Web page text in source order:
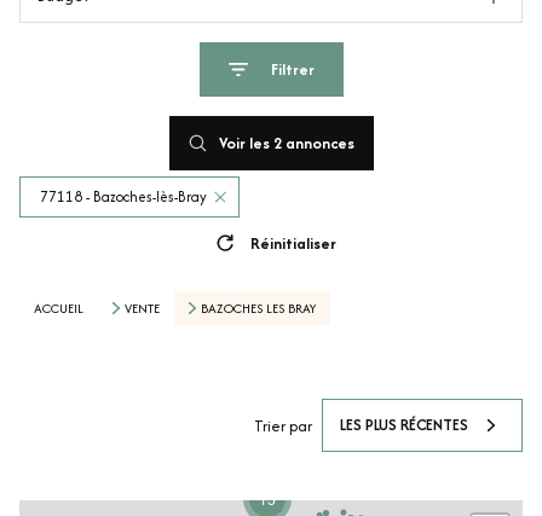
Filtrer
Voir les 2annonces
77118 - Bazoches-lès-Bray
Réinitialiser
ACCUEIL VENTE BAZOCHES LES BRAY
Trier par LES PLUS RÉCENTES
15